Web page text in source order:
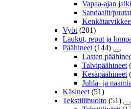
Vapaa-ajan
Sandaalit/
Vyöt (201)
Laukut, reput ja
Päähineet (144)
Lasten
Talvipäähineet
Kesäpäähineet
Juhla- ja
Käsineet (51)
Tekstiilihuolto (51)